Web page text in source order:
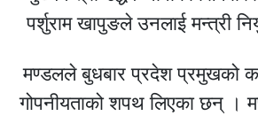
पर्शुराम खापुङले उनलाई मन्त्री
मण्डलले बुधबार प्रदेश प्रमुखको
गोपनीयताको शपथ लिएका छन् ।